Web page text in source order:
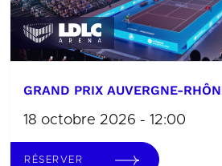
GRAND PRIX AUVERGNE-
18 octobre 2026 - 12:00
RÉSERVER